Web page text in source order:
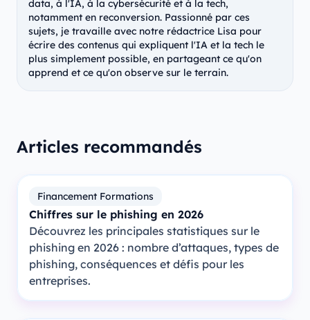
data, à l'IA, à la cybersécurité et à la tech,
notamment en reconversion. Passionné par ces
sujets, je travaille avec notre rédactrice Lisa pour
écrire des contenus qui expliquent l'IA et la tech le
plus simplement possible, en partageant ce qu'on
apprend et ce qu'on observe sur le terrain.
Articles recommandés
Financement Formations
Chiffres sur le phishing en 2026
Découvrez les principales statistiques sur le
phishing en 2026 : nombre d’attaques, types de
phishing, conséquences et défis pour les
entreprises.